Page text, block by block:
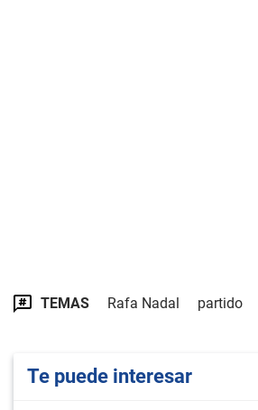
TEMAS Rafa Nadal partido
Te puede interesar